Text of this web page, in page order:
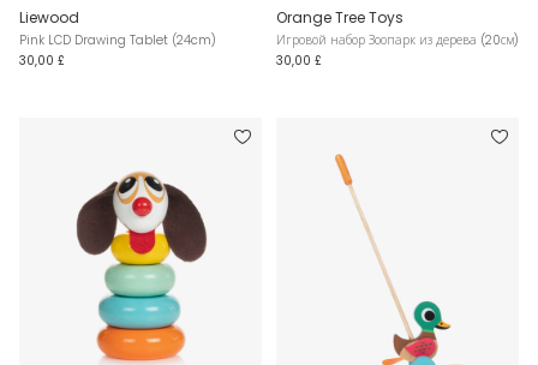
Liewood
Pink LCD Drawing Tablet (24cm)
30,00 £
Orange Tree Toys
Игровой набор Зоопарк из дерева (20см)
30,00 £